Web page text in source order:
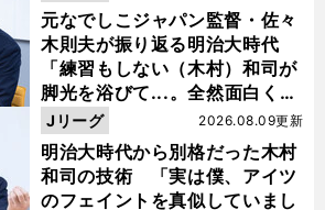
元なでしこジャパン監督・佐々
木則夫が振り返る明治大時代
「練習もしない（木村）和司が
脚光を浴びて...。全然面白くな
い４年間でした」
明治大時代から別格だった木村
和司の技術 「実は僕、アイツ
のフェイントを真似していまし
2026.08.09更新
Jリーグ